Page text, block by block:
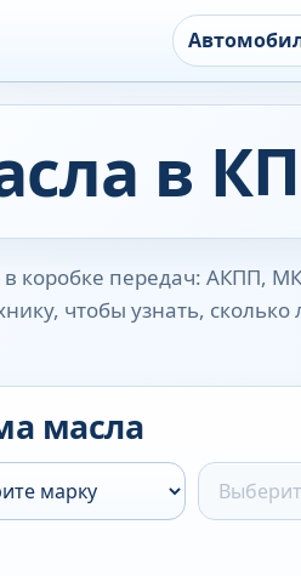
в
коробке передач: АКПП,
чтобы узнать, сколько
масла